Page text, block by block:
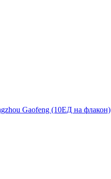
Gaofeng (10ЕД на флакон)